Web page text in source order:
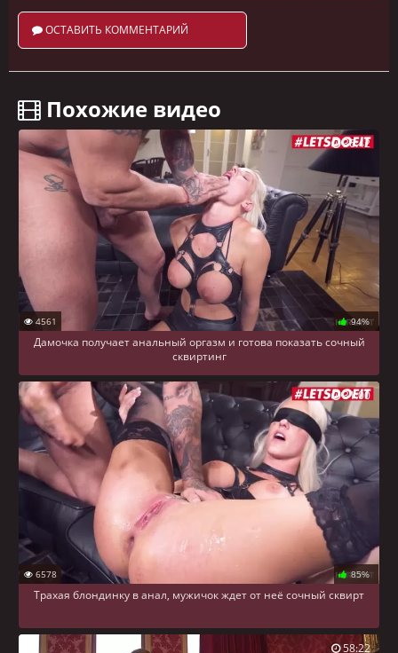
ОСТАВИТЬ КОММЕНТАРИЙ
️ Похожие видео
4561 94%
Дамочка получает анальный оргазм и готова показать сочный
сквиртинг
36:42
6578 85%
Трахая блондинку в анал, мужичок ждет от неё сочный сквирт
31:00
58:22